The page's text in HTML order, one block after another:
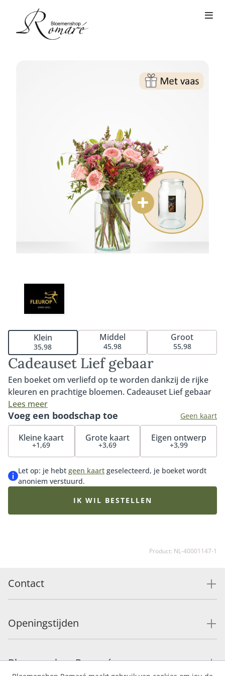
Cadeauset Lief gebaar
Een boeket om verliefd op te worden dankzij de rijke
kleuren en prachtige bloemen. Cadeauset Lief gebaar
is het perfecte geschenk om iemand écht mee te
verrassen. Het boeket wordt geleverd inclusief vaas
zodat de ontvanger direct kan genieten van dit
prachtige, sfeervolle boeket.
Lees meer
Klein
35,98
Middel
45,98
Groot
55,98
Voeg een boodschap toe Geen kaart
Kleine kaart
+1,69
Grote kaart
+3,69
Eigen ontwerp
+3,99
Let op: je hebt geen kaart geselecteerd, je boeket wordt
anoniem verstuurd.
IK WIL BESTELLEN
Product: NL-40001147-1
Contact
Openingstijden
Bloemenshop Romaré